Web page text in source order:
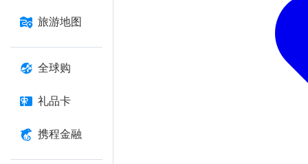
旅游地图
全球购
礼品卡
携程金融